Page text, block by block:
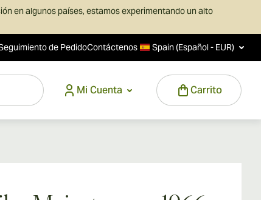
en algunos países, estamos experimentando un alto
de PedidoContáctenos Spain (Español - EUR)
Mi Cuenta
Carrito